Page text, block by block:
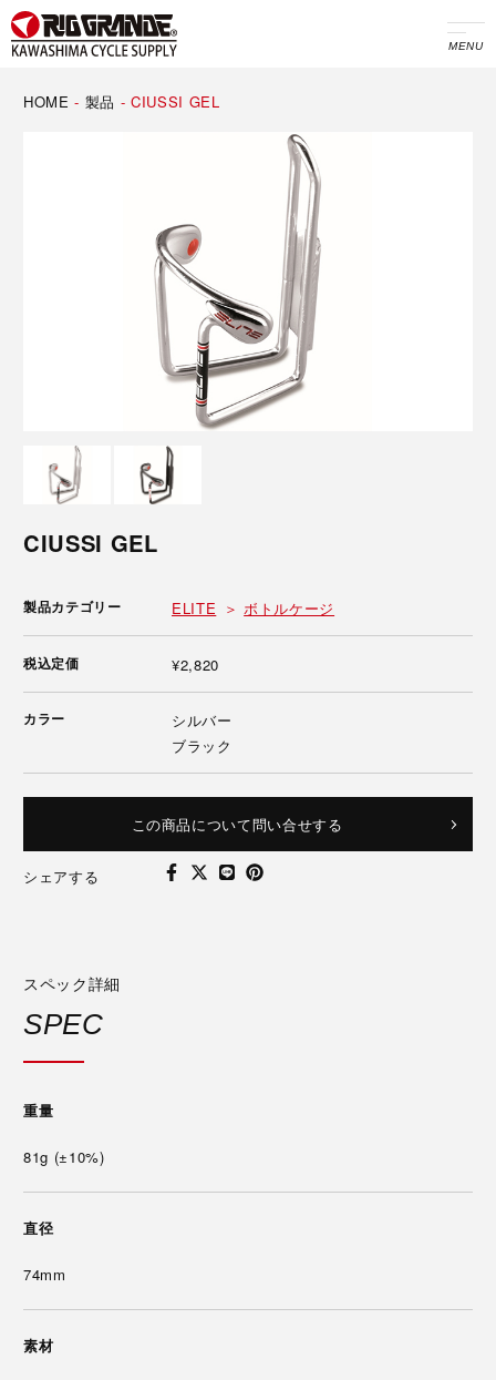
MENU
HOME - 製品 -CIUSSI GEL
CIUSSI GEL
製品カテゴリー ELITE ボトルケージ
税込定価 ¥2,820
カラー
シルバー
ブラック
この商品について問い合せする
シェアする
スペック詳細
SPEC
重量
81g (±10%)
直径
74mm
素材